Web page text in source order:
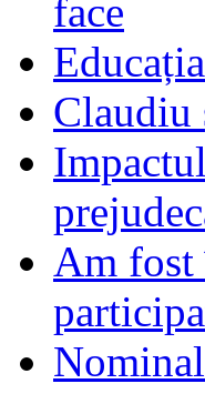
face
Claudiu
Am fost